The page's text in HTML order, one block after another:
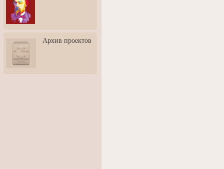
3: Обусловленности
человека и их влияние на
карьеру
скульптором Дмитрием
Тугариновым
АртБульвар в День города
Архив проектов